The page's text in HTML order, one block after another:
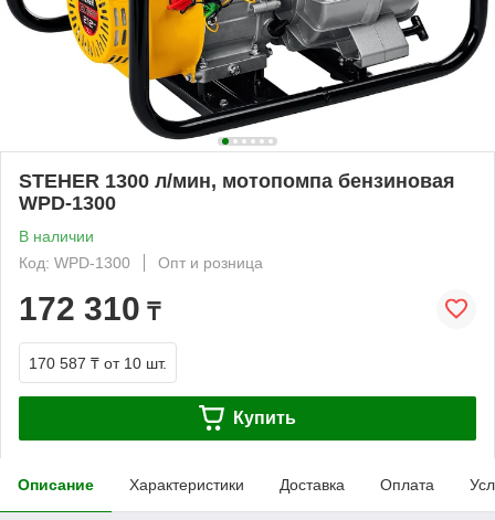
STEHER 1300 л/мин, мотопомпа бензиновая
WPD-1300
В наличии
Код: WPD-1300
Опт и розница
172 310 ₸
170 587 ₸ от 10 шт.
Купить
Описание Характеристики Доставка Оплата